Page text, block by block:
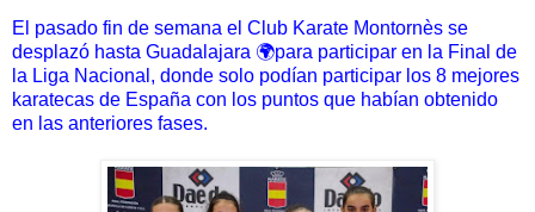
El pasado fin de semana el Club Karate Montornès se
desplazó hasta Guadalajara 🌍para participar en la Final de
la Liga Nacional, donde solo podían participar los 8 mejores
karatecas de España con los puntos que habían obtenido
en las anteriores fases.